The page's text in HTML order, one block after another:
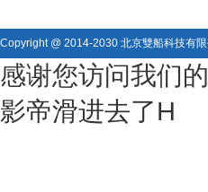
Copyright @ 2014-2030 北京雙船科技有
感谢您访问我们
影帝滑进去了H